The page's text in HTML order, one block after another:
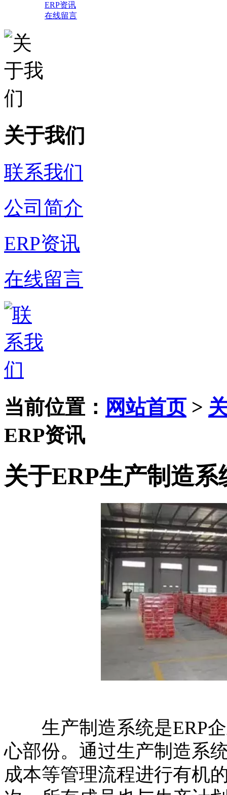
ERP资讯
在线留言
关于我们
联系我们
公司简介
ERP资讯
在线留言
当前位置： 网站首页>
ERP资讯
关于ERP生产制造
生产制造系统是ERP企
心部份。通过生产制造系
成本等管理流程进行有机